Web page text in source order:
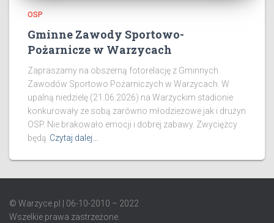
OSP
Gminne Zawody Sportowo-
Pożarnicze w Warzycach
Zapraszamy na obszerną fotorelację z Gminnych
Zawodów Sportowo Pożarniczych w Warzycach. W
upalną niedzielę (21.06.2026) na Warzyckim stadionie
konkurowały ze sobą zarówno młodzieżowe jak i drużyn
OSP. Nie brakowało emocji i dobrej zabawy. Zwycięzcy
będą Czytaj dalej…
© Warzyce.pl | 06-10-2010 – 2022
Wszelkie prawa zastrzeżone.